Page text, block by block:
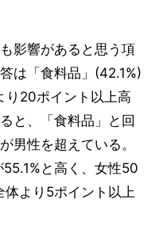
影響があると思う項
は「食料品」(42.1%)
り20ポイント以上高
と、「食料品」と回
男性を超えている。
55.1%と高く、女性50
より5ポイント以上